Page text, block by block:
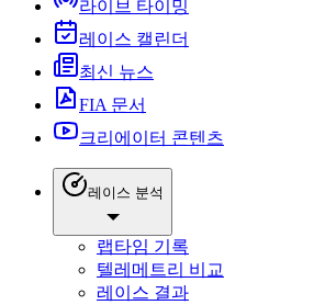
라이브 타이밍
레이스 캘린더
최신 뉴스
FIA 문서
크리에이터 콘텐츠
레이스 분석
랩타임 기록
텔레메트리 비교
레이스 결과